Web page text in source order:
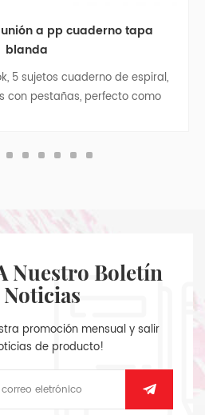
a pp cuaderno tapa
blanda
5 sujetos cuaderno de espiral,
con pestañas, perfecto como
revistas.
Noticias
promoción mensual y salir
de producto!